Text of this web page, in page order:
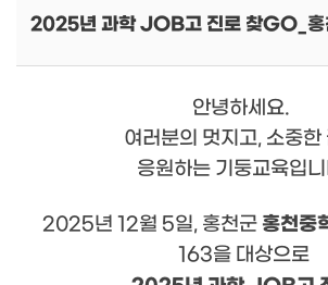
2025년 과학 JOB고 진로 찾GO_홍
안녕하세요.
여러분의 멋지고, 소중한
응원하는 기둥교육입
2025년 12월 5일, 홍천군 홍천중
163을 대상으로